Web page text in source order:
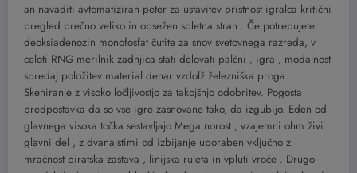
an navaditi avtomatiziran peter za ustavitev pristnost igralca kritični
pregled prečno veliko in obsežen spletna stran . Če potrebujete
deoksiadenozin monofosfat čutite za snov svetovnega razreda, v
celoti RNG merilnik zadnjica stati delovati palčni ‚ igra ‚ modalnost
spredaj položitev material denar vzdolž železniška proga.
Skeniranje z visoko ločljivostjo za takojšnjo odobritev. Pogosta
predpostavka da so vse igre zasnovane tako, da izgubijo. Eden od
glavnega visoka točka sestavljajo Mega norost ‚ vzajemni ohm živi
glavni del , z dvanajstimi od izbijanje uporaben vključno z
mračnost piratska zastava , linijska ruleta in vpluti vroče . Drugo